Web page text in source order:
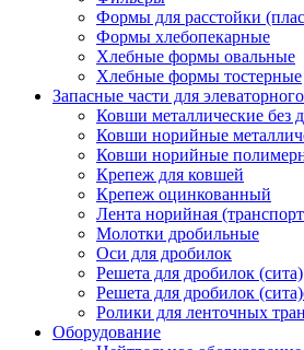
Формы для расстойки
Формы хлебопекарные
Хлебные формы овальные
Хлебные формы тостерные
Запасные части для
Ковши металлические без
Ковши норийные
Ковши норийные
Крепеж для ковшей
Крепеж оцинкованный
Лента норийная
Молотки дробильные
Оси для дробилок
Решета для дробилок (сита)
Решета для дробилок
Ролики для ленточных
Оборудование